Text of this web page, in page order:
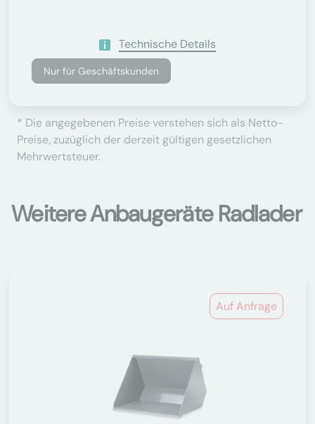
Technische Details
Nur für Geschäftskunden
* Die angegebenen Preise verstehen sich als Netto-
Preise, zuzüglich der derzeit gültigen gesetzlichen
Mehrwertsteuer.
Weitere Anbaugeräte Radlader
Auf Anfrage